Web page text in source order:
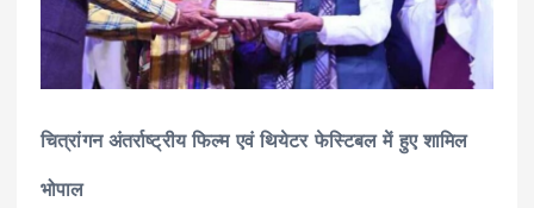
चित्रांगन अंतर्राष्ट्रीय फिल्म एवं थियेटर फेस्टिबल में हुए शामिल
भोपाल